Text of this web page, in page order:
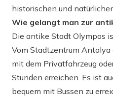
historischen und
Wie gelangt man zur
Die antike Stadt Olympos
Vom Stadtzentrum
mit dem Privatfahrzeug
Stunden erreichen. Es ist
bequem mit Bussen zu